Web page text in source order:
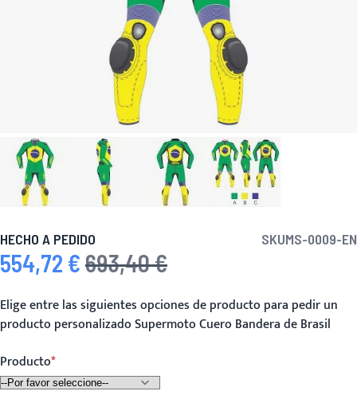
HECHO A PEDIDO SKUMS-0009-EN
Precio especial
554,72 € Precio habitual
693,40 €
Elige entre las siguientes opciones de producto para pedir un
producto personalizado Supermoto Cuero Bandera de Brasil
Producto